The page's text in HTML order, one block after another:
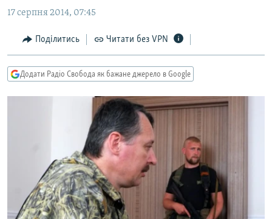
навігації
Перейти
пошуку
ЕКОНОМІКА
СУСПІЛЬСТВО
СПОРТ
РОСІЙСЬКА «ФІЛЬТРАЦІЯ»
ДОНБАС.РЕАЛІЇ
КРИМ.РЕАЛІЇ
ТИ ЯК?
КИТАЙ.ВИКЛИКИ
СПЕЦПРОЄКТИ
ПОДКАСТИ
17 серпня 2014, 07:45
Поділитись Читати без VPN
Додати Радіо Свобода як бажане джерело в Google